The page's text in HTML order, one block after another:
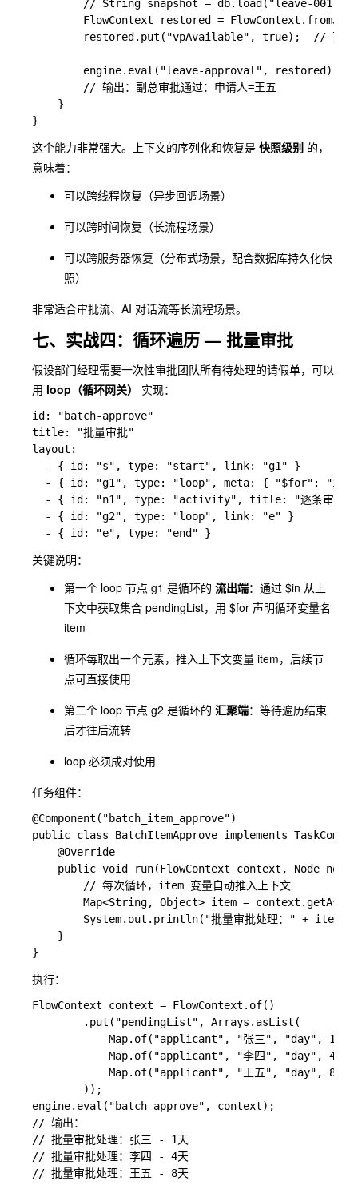
        // String snapshot = db.load("leave-001");
FlowContext restored =
restored.put("vpAvailable", true);  // 更新
        engine.eval("leave-approval", restored);
        // 输出：副总审批通过：申请人=王五
    }
这个能力非常强大。上下文的序列化和恢复是 快照级别 的，
意味着：
可以跨线程恢复（异步回调场景）
可以跨时间恢复（长流程场景）
可以跨服务器恢复（分布式场景，配合数据库持久化快
照）
非常适合审批流、AI 对话流等长流程场景。
七、实战四：循环遍历 — 批量审批
假设部门经理需要一次性审批团队所有待处理的请假单，可以
用 loop（循环网关） 实现：
id: "batch-approve"
title: "批量审批"
layout:
  - { id: "s", type: "start", link: "g1" }
- { id: "g1", type: "loop", meta: { "$for":
- { id: "n1", type: "activity", title: "逐条审批
  - { id: "g2", type: "loop", link: "e" }
关键说明：
第一个 loop 节点 g1 是循环的 流出端：通过 $in 从上
下文中获取集合 pendingList，用 $for 声明循环变量名
item
循环每取出一个元素，推入上下文变量 item，后续节
点可直接使用
第二个 loop 节点 g2 是循环的 汇聚端：等待遍历结束
后才往后流转
loop 必须成对使用
任务组件：
@Component("batch_item_approve")
public class BatchItemApprove implements
    @Override
public void run(FlowContext context, Node
        // 每次循环，item 变量自动推入上下文
Map<String, Object> item =
System.out.println("批量审批处理：" +
    }
执行：
FlowContext context = FlowContext.of()
        .put("pendingList", Arrays.asList(
            Map.of("applicant", "张三", "day", 1),
            Map.of("applicant", "李四", "day", 4),
            Map.of("applicant", "王五", "day", 8)
        ));
engine.eval("batch-approve", context);
// 输出：
// 批量审批处理：张三 - 1天
// 批量审批处理：李四 - 4天